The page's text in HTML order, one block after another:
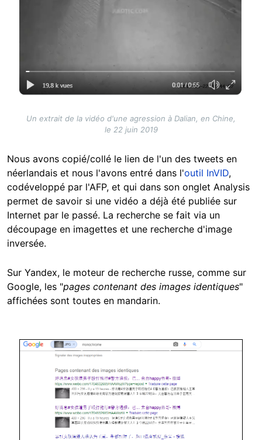
Un extrait de la vidéo d'une agression à Dalian, en Chine,
le 22 juin 2019
Nous avons copié/collé le lien de l'un des tweets en
néerlandais et nous l'avons entré dans l'outil InVID,
codéveloppé par l'AFP, et qui dans son onglet Analysis
permet de savoir si une vidéo a déjà été publiée sur
Internet par le passé. La recherche se fait via un
découpage en imagettes et une recherche d'image
inversée.
Sur Yandex, le moteur de recherche russe, comme sur
Google, les "pages contenant des images identiques"
affichées sont toutes en mandarin.
Image